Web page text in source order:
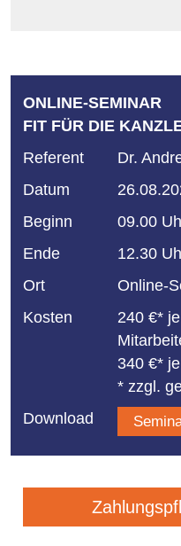
ONLINE-SEMINAR
FIT FÜR DIE
Referent
Dr.
Datum
Beginn
09.00
Ende
12.30
Ort
Online-
Kosten
240 €*
340 €*
* zzgl.
Download